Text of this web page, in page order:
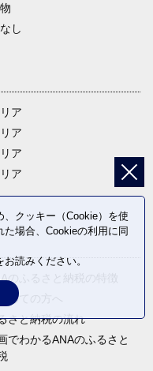
し
ア
ア
ア
ア
のふるさと納税の特徴
めての方へ
さと納税の流れ
でわかるANAのふるさと
クッキー（Cookie）を使
場合、Cookieの利用に同
お読みください。